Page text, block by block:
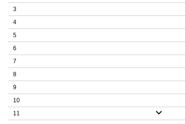
3
4
5
6
7
8
9
10
11